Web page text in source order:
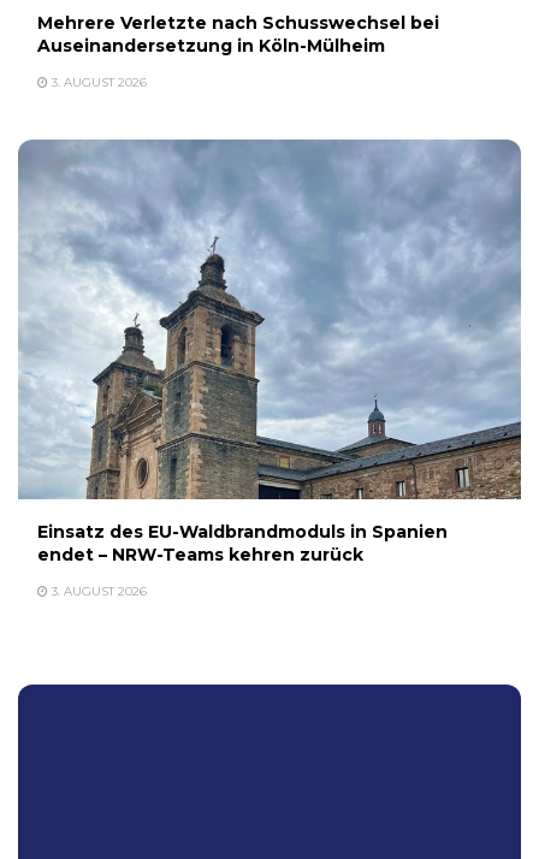
Mehrere Verletzte nach Schusswechsel bei
Auseinandersetzung in Köln-Mülheim
3. AUGUST 2026
Einsatz des EU-Waldbrandmoduls in Spanien
endet – NRW-Teams kehren zurück
3. AUGUST 2026